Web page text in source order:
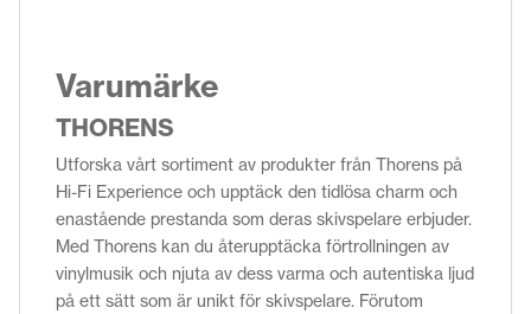
Varumärke
THORENS
Utforska vårt sortiment av produkter från Thorens på
Hi-Fi Experience och upptäck den tidlösa charm och
enastående prestanda som deras skivspelare erbjuder.
Med Thorens kan du återupptäcka förtrollningen av
vinylmusik och njuta av dess varma och autentiska ljud
på ett sätt som är unikt för skivspelare. Förutom